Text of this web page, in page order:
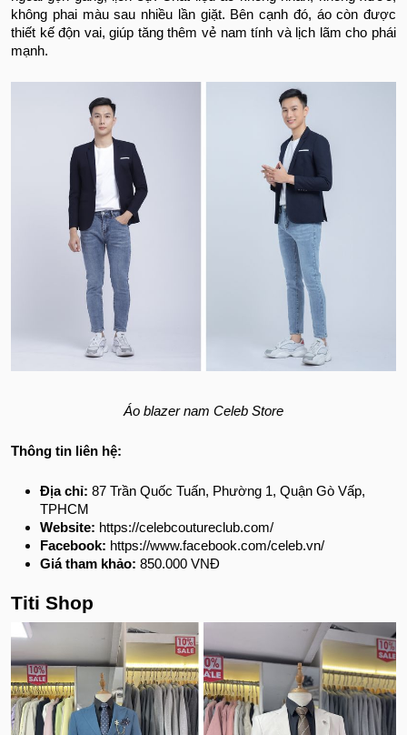
không phai màu sau nhiều lần giặt. Bên cạnh đó, áo còn được
thiết kế độn vai, giúp tăng thêm vẻ nam tính và lịch lãm cho phái
mạnh.
Áo blazer nam Celeb Store
Thông tin liên hệ:
Địa chỉ: 87 Trần Quốc Tuấn, Phường 1, Quận Gò Vấp,
TPHCM
Website: https://celebcoutureclub.com/
Facebook: https://www.facebook.com/celeb.vn/
Giá tham khảo: 850.000 VNĐ
Titi Shop